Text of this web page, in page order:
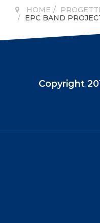
HOME PROGETTI
EPC BAND
Copyright